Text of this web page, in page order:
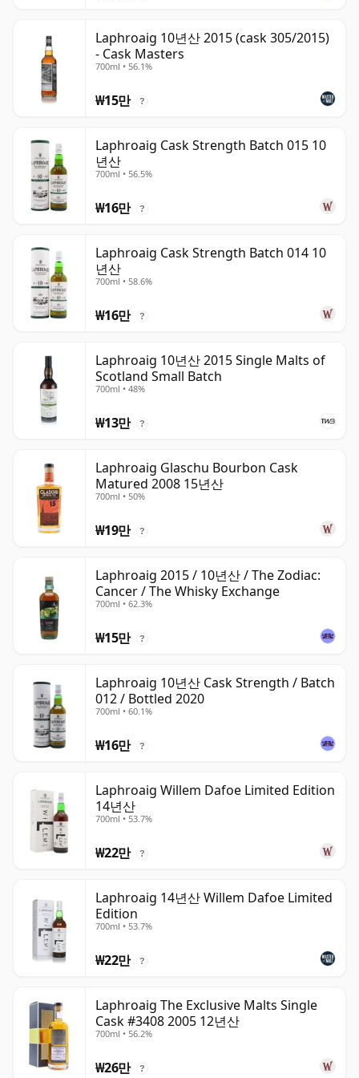
Laphroaig 10년산 2015 (cask 305/2015)
- Cask Masters
700ml • 56.1%
₩15만 ?
Laphroaig Cask Strength Batch 015 10
년산
700ml • 56.5%
₩16만 ?
Laphroaig Cask Strength Batch 014 10
년산
700ml • 58.6%
₩16만 ?
Laphroaig 10년산 2015 Single Malts of
Scotland Small Batch
700ml • 48%
₩13만 ?
Laphroaig Glaschu Bourbon Cask
Matured 2008 15년산
700ml • 50%
₩19만 ?
Laphroaig 2015 / 10년산 / The Zodiac:
Cancer / The Whisky Exchange
700ml • 62.3%
₩15만 ?
Laphroaig 10년산 Cask Strength / Batch
012 / Bottled 2020
700ml • 60.1%
₩16만 ?
Laphroaig Willem Dafoe Limited Edition
14년산
700ml • 53.7%
₩22만 ?
Laphroaig 14년산 Willem Dafoe Limited
Edition
700ml • 53.7%
₩22만 ?
Laphroaig The Exclusive Malts Single
Cask #3408 2005 12년산
700ml • 56.2%
₩26만 ?